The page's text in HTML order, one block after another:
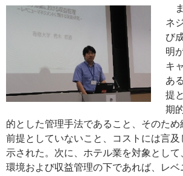
ま
ネ
び
明
キ
あ
提
期
的とした管理手法であること、そのた
前提としていないこと、コストには言
示された。次に、ホテル業を対象とし
環境および収益管理の下であれば、レベ